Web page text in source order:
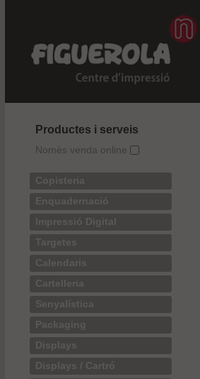
Productes i serveis
Nomès venda online
Copisteria
Enquadernació
Impressió Digital
Targetes
Calendaris
Cartelleria
Senyalística
Packaging
Displays
Displays / Cartró